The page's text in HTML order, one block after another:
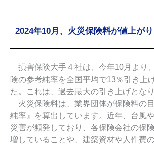
2024年10月、火災保険料が値上がり
損害保険大手４社は、今年10月より
険の参考純率を全国平均で13％引き上
た。これは、過去最大の引き上げとなり
火災保険料は、業界団体が保険料の
純率』を算出しています。近年、台風
災害が頻発しており、各保険会社の保
増していることや、建築資材や人件費